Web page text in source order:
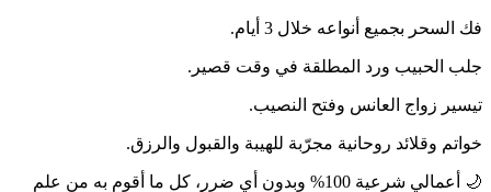
فك السحر بجميع أنواعه خلال 3 أيام.
جلب الحبيب ورد المطلقة في وقت قصير.
تيسير زواج العانس وفتح النصيب.
خواتم وقلائد روحانية مجرّبة للهيبة والقبول والرزق.
🌙 أعمالي شرعية 100% وبدون أي ضرر، كل ما أقوم به من علم